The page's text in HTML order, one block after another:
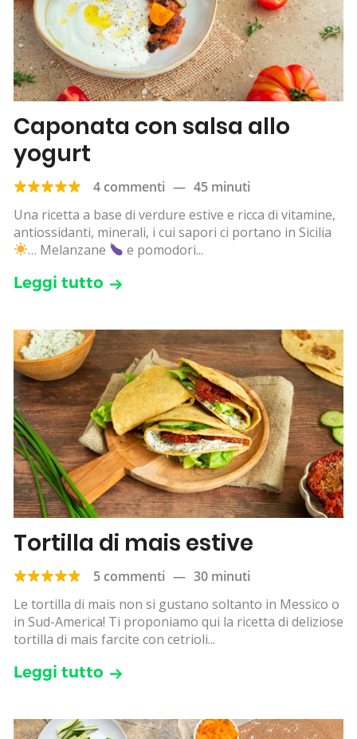
Caponata con salsa allo
yogurt
4 commenti — 45 minuti
Una ricetta a base di verdure estive e ricca di vitamine,
antiossidanti, minerali, i cui sapori ci portano in Sicilia
… Melanzane
e pomodori...
Leggi tutto
Tortilla di mais estive
5 commenti — 30 minuti
Le tortilla di mais non si gustano soltanto in Messico o
in Sud-America! Ti proponiamo qui la ricetta di deliziose
tortilla di mais farcite con cetrioli...
Leggi tutto